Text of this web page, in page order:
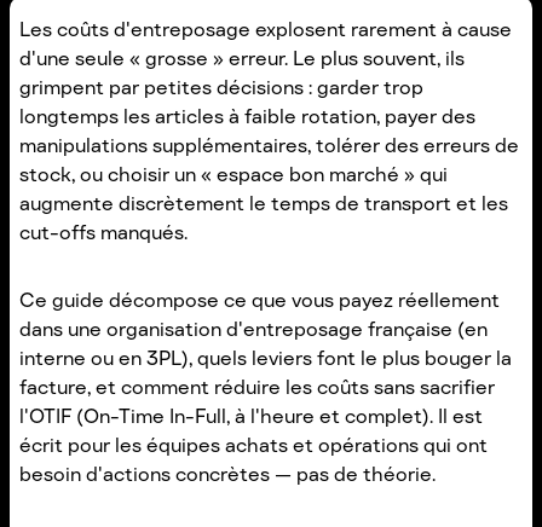
Les coûts d'entreposage explosent rarement à cause
d'une seule « grosse » erreur. Le plus souvent, ils
grimpent par petites décisions : garder trop
longtemps les articles à faible rotation, payer des
manipulations supplémentaires, tolérer des erreurs de
stock, ou choisir un « espace bon marché » qui
augmente discrètement le temps de transport et les
cut-offs manqués.
Ce guide décompose ce que vous payez réellement
dans une organisation d'entreposage française (en
interne ou en 3PL), quels leviers font le plus bouger la
facture, et comment réduire les coûts sans sacrifier
l'OTIF (On-Time In-Full, à l'heure et complet). Il est
écrit pour les équipes achats et opérations qui ont
besoin d'actions concrètes — pas de théorie.